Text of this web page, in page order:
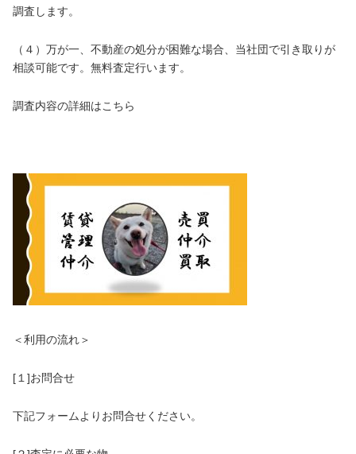
調査します。
（４）万が一、不動産の処分が困難な場合、当社団で引き取りが
相談可能です。無料査定行います。
調査内容の詳細はこちら​
＜利用の流れ＞
[１]​お問合せ
下記フォームよりお問合せください。